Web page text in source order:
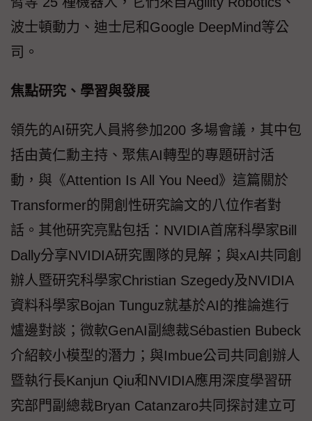
波士頓動力、迪士尼和Google DeepMind等公
司。
焦點研究、學習與發展
領先的AI研究人員將參加200 多場會議，其中包
括由黃仁勳主持、聚焦AI轉型的專題研討活
動，與《Attention Is All You Need》這篇關於
Transformer的開創性研究論文的八位作者對
話。其他研究亮點包括：NVIDIA首席科學家Bill
Dally分享NVIDIA研究團隊的見解；與xAI共同創
辦人暨研究科學家Christian Szegedy及NVIDIA
資料科學家Bojan Tunguz就基於AI的推論進行
爐邊對談；微軟GenAI副總裁Sébastien Bubeck
介紹較小模型的潛力；與Imbue公司共同創辦人
暨執行長Kanjun Qiu和NVIDIA應用深度學習研
究部門副總裁Bryan Catanzaro共同探討建立可